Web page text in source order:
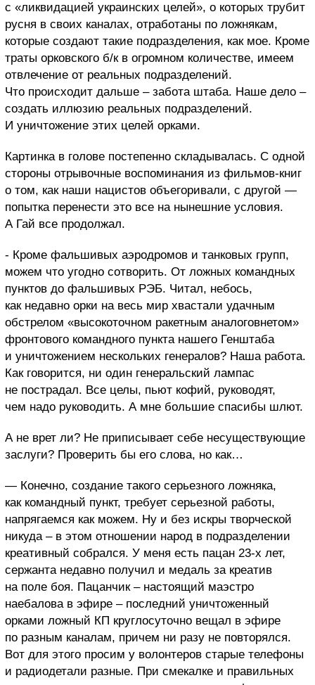
с «ликвидацией украинских целей», о которых трубит
русня в своих каналах, отработаны по ложнякам,
которые создают такие подразделения, как мое. Кроме
траты орковского б/к в огромном количестве, имеем
отвлечение от реальных подразделений.
Что происходит дальше – забота штаба. Наше дело –
создать иллюзию реальных подразделений.
И уничтожение этих целей орками.
Картинка в голове постепенно складывалась. С одной
стороны отрывочные воспоминания из фильмов-книг
о том, как наши нацистов объегоривали, с другой —
попытка перенести это все на нынешние условия.
А Гай все продолжал.
- Кроме фальшивых аэродромов и танковых групп,
можем что угодно сотворить. От ложных командных
пунктов до фальшивых РЭБ. Читал, небось,
как недавно орки на весь мир хвастали удачным
обстрелом «высокоточном ракетным аналоговнетом»
фронтового командного пункта нашего Генштаба
и уничтожением нескольких генералов? Наша работа.
Как говорится, ни один генеральский лампас
не пострадал. Все целы, пьют кофий, руководят,
чем надо руководить. А мне большие спасибы шлют.
А не врет ли? Не приписывает себе несуществующие
заслуги? Проверить бы его слова, но как…
— Конечно, создание такого серьезного ложняка,
как командный пункт, требует серьезной работы,
напрягаемся как можем. Ну и без искры творческой
никуда – в этом отношении народ в подразделении
креативный собрался. У меня есть пацан 23-х лет,
сержанта недавно получил и медаль за креатив
на поле боя. Пацанчик – настоящий маэстро
наебалова в эфире – последний уничтоженный
орками ложный КП круглосуточно вещал в эфире
по разным каналам, причем ни разу не повторялся.
Вот для этого просим у волонтеров старые телефоны
и радиодетали разные. При смекалке и правильных